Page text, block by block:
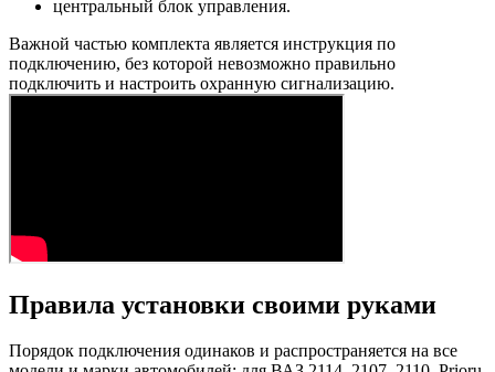
центральный блок управления.
Важной частью комплекта является инструкция по
подключению, без которой невозможно правильно
подключить и настроить охранную сигнализацию.
Правила установки своими руками
Порядок подключения одинаков и распространяется на все